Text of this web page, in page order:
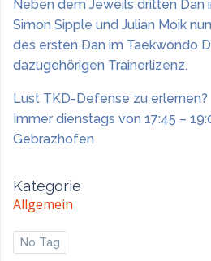
Neben dem Jeweils dritten Dan
Simon Sipple und Julian Moik
des ersten Dan im Taekwondo
dazugehörigen Trainerlizenz.
Lust TKD-Defense zu erlernen?
Immer dienstags von 17:45 –
Gebrazhofen
Kategorie
Allgemein
No Tag